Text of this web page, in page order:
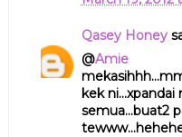
Qasey Honey
@Amie
kek
semua...buat2